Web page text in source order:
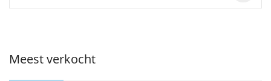
Meest verkocht